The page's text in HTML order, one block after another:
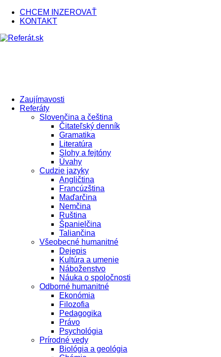
CHCEM INZEROVAŤ
KONTAKT
Zaujímavosti
Referáty
Slovenčina a čeština
Čitateľský denník
Gramatika
Literatúra
Slohy a fejtóny
Úvahy
Cudzie jazyky
Angličtina
Francúzština
Maďarčina
Nemčina
Ruština
Španielčina
Taliančina
Všeobecné humanitné
Dejepis
Kultúra a umenie
Náboženstvo
Náuka o spoločnosti
Odborné humanitné
Ekonómia
Filozofia
Pedagogika
Právo
Psychológia
Prírodné vedy
Biológia a geológia